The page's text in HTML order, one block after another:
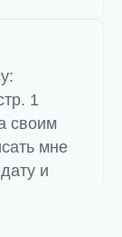
1
своим
мне
и